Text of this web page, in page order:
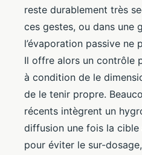
reste durablement très
ces gestes, ou dans une
l’évaporation passive ne
Il offre alors un contrôle
à condition de le
de le tenir propre.
récents intègrent un
diffusion une fois la
pour éviter le sur-